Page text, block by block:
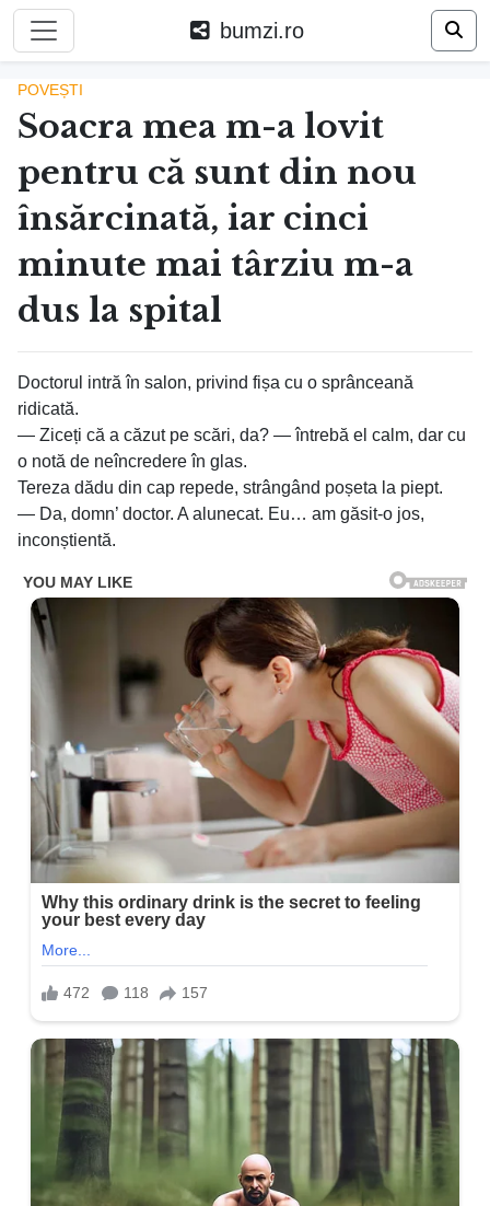
bumzi.ro
POVEȘTI
Soacra mea m-a lovit
pentru că sunt din nou
însărcinată, iar cinci
minute mai târziu m-a
dus la spital
Doctorul intră în salon, privind fișa cu o sprânceană
ridicată.
— Ziceți că a căzut pe scări, da? — întrebă el calm, dar cu
o notă de neîncredere în glas.
Tereza dădu din cap repede, strângând poșeta la piept.
— Da, domn’ doctor. A alunecat. Eu… am găsit-o jos,
inconștientă.